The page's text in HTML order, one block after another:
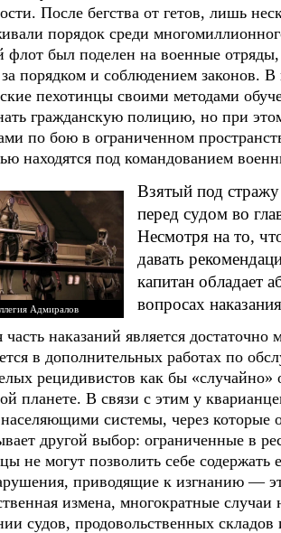
После бегства от гетов, лишь
порядок среди
флот был поделен на военные
за порядком и соблюдением законов.
пехотинцы своими методами
гражданскую полицию, но при
по бою в ограниченном
находятся под командованием
Адмиралов
Взятый под
перед судом во
Несмотря на то,
давать
капитан обладает
вопросах
наказаний является достаточно
в дополнительных работах по
рецидивистов как бы
планете. В связи с этим у
системы, через которые
другой выбор: ограниченные в
не могут позволить себе
приводящие к изгнанию —
измена, многократные случаи
судов, продовольственных